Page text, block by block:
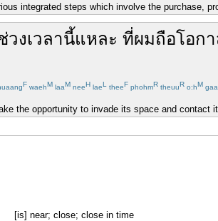
integrated steps which involve the purchase,
วงเวลานี้แหละ ที่ผมถือโอก
F waehM laaM neeH laeL theeF phohmR theuuR o:hM
the opportunity to invade its space and contact
[is] near; close; close in time